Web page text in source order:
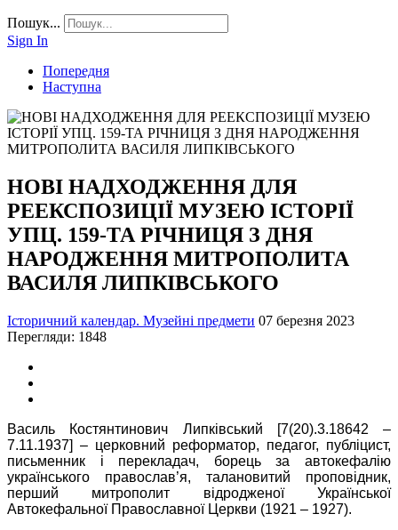
Пошук...
Sign In
Попередня
Наступна
НОВІ НАДХОДЖЕННЯ ДЛЯ
РЕЕКСПОЗИЦІЇ МУЗЕЮ ІСТОРІЇ
УПЦ. 159-ТА РІЧНИЦЯ З ДНЯ
НАРОДЖЕННЯ МИТРОПОЛИТА
ВАСИЛЯ ЛИПКІВСЬКОГО
Історичний календар. Музейні предмети 07 березня 2023
Перегляди: 1848
Василь Костянтинович Липківський [7(20).3.18642 –
7.11.1937] – церковний реформатор, педагог, публіцист,
письменник і перекладач, борець за автокефалію
українського православ’я, талановитий проповідник,
перший митрополит відродженої Української
Автокефальної Православної Церкви (1921 – 1927).